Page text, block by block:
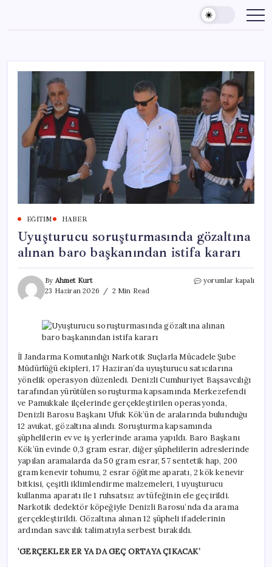
content
EĞITIM HABER
Uyuşturucu soruşturmasında gözaltına
alınan baro başkanından istifa kararı
By Ahmet Kurt
23 Haziran 2026
2 Min Read
Uyuşturucu
baro
kararı
yorumlar kapalı
İl Jandarma Komutanlığı Narkotik Suçlarla Mücadele Şube
Müdürlüğü ekipleri, 17 Haziran’da uyuşturucu satıcılarına
yönelik operasyon düzenledi. Denizli Cumhuriyet Başsavcılığı
tarafından yürütülen soruşturma kapsamında Merkezefendi
ve Pamukkale ilçelerinde gerçekleştirilen operasyonda,
Denizli Barosu Başkanı Ufuk Kök’ün de aralarında bulunduğu
12 avukat, gözaltına alındı. Soruşturma kapsamında
şüphelilerin ev ve iş yerlerinde arama yapıldı. Baro Başkanı
Kök’ün evinde 0,3 gram esrar, diğer şüphelilerin adreslerinde
yapılan aramalarda da 50 gram esrar, 57 sentetik hap, 200
gram kenevir tohumu, 2 esrar öğütme aparatı, 2 kök kenevir
bitkisi, çeşitli iklimlendirme malzemeleri, 1 uyuşturucu
kullanma aparatı ile 1 ruhsatsız av tüfeğinin ele geçirildi.
Narkotik dedektör köpeğiyle Denizli Barosu’nda da arama
gerçekleştirildi. Gözaltına alınan 12 şüpheli ifadelerinin
ardından savcılık talimatıyla serbest bırakıldı.
‘GERÇEKLER ER YA DA GEÇ ORTAYA ÇIKACAK’